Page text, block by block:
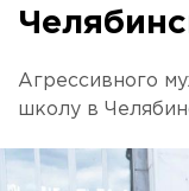
Агрессивного
школу в